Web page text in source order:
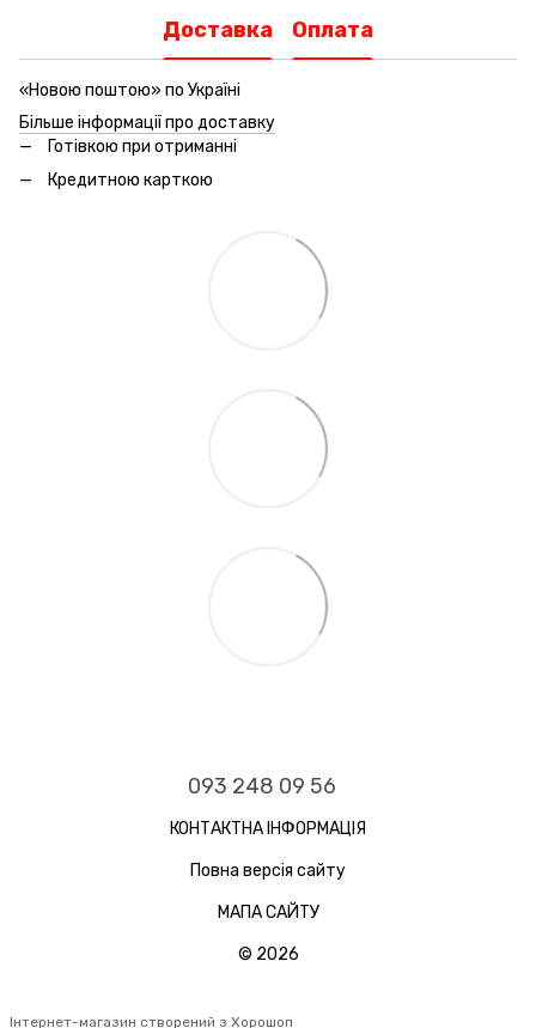
Доставка Оплата
«Новою поштою» по Україні
Більше інформації про доставку
Готівкою при отриманні
Кредитною карткою
093 248 09 56
КОНТАКТНА ІНФОРМАЦІЯ
Повна версія сайту
МАПА САЙТУ
© 2026
Інтернет-магазин створений з Хорошоп